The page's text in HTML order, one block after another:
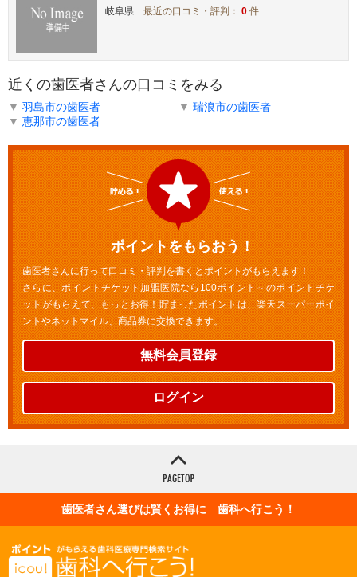
岐阜県 最近の口コミ・評判：0 件
近くの歯医者さんの口コミをみる
▼ 羽島市の歯医者 ▼ 瑞浪市の歯医者
▼ 恵那市の歯医者
ポイントをもらおう！
歯医者さんに行って口コミ・評判を書くとポイントがもらえます！
さらに、ポイントチケット加盟医院なら100ポイント～のポイントチケ
ットがもらえて、もっとお得！貯まったポイントは、楽天スーパーポイ
ントやネットマイル、商品券に交換できます。
無料会員登録
ログイン
歯医者さん選びは賢くお得に 歯科へ行こう！